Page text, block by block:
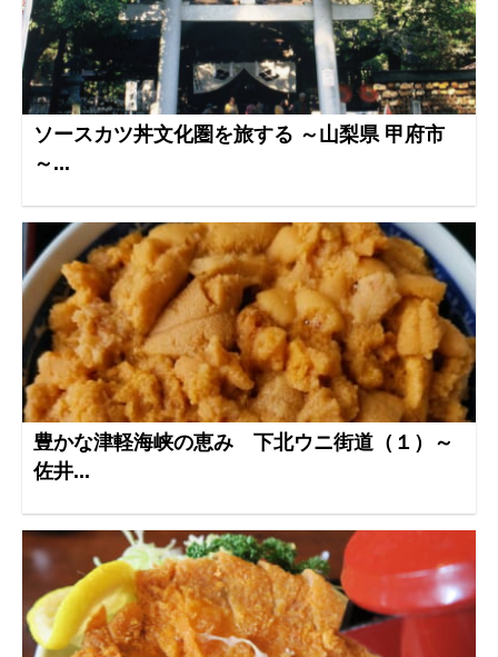
ソースカツ丼文化圏を旅する ～山梨県 甲府市
～...
豊かな津軽海峡の恵み 下北ウニ街道（１）～
佐井...